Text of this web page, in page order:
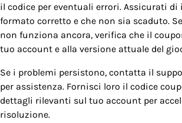
il codice per eventuali errori. Assicurati di
formato corretto e che non sia scaduto.
non funziona ancora, verifica che il
tuo account e alla versione attuale del
Se i problemi persistono, contatta il
per assistenza. Fornisci loro il codice
dettagli rilevanti sul tuo account per
risoluzione.